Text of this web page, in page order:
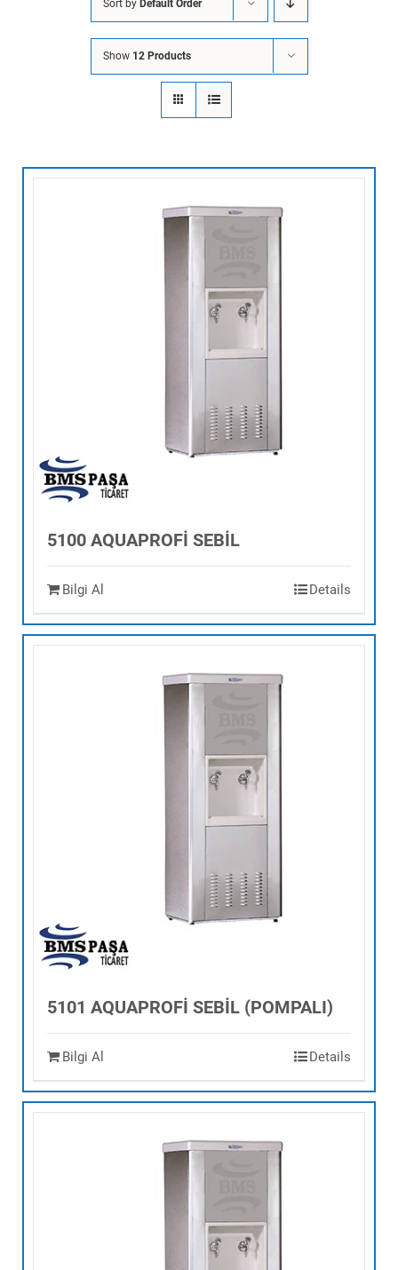
Sort by Default Order
Show 12 Products
5100 AQUAPROFİ SEBİL
Bilgi Al Details
5101 AQUAPROFİ SEBİL (POMPALI)
Bilgi Al Details